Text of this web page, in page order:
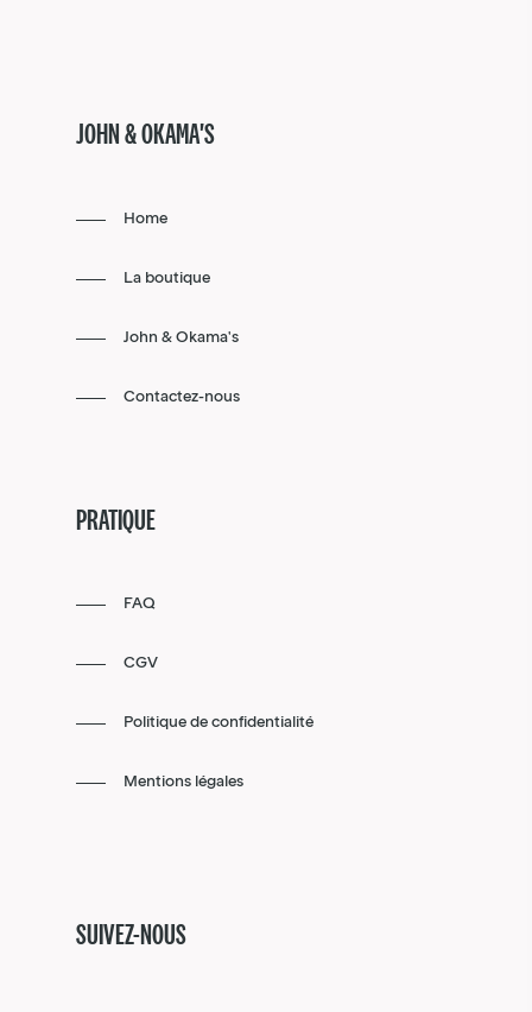
JOHN & OKAMA'S
Home
La boutique
John & Okama's
Contactez-nous
PRATIQUE
FAQ
CGV
Politique de confidentialité
Mentions légales
SUIVEZ-NOUS